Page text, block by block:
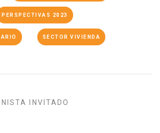
PERSPECTIVAS 2023
SECTOR VIVIENDA
INVITADO